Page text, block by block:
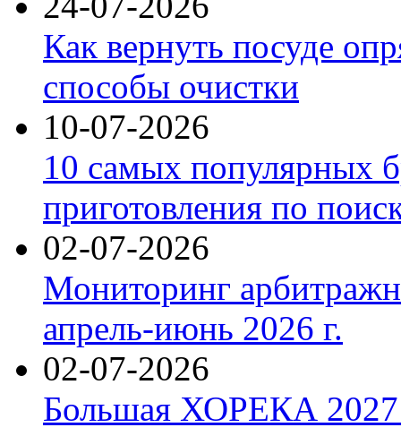
Как вернуть посуде
способы очистки
10-07-2026
10 самых популярных
приготовления по
02-07-2026
Мониторинг
апрель-июнь 2026 г.
02-07-2026
Большая ХОРЕКА 2027: